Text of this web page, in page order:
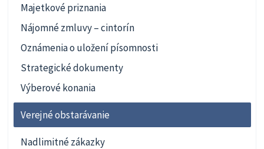
Majetkové priznania
Nájomné zmluvy – cintorín
Oznámenia o uložení písomnosti
Strategické dokumenty
Výberové konania
Verejné obstarávanie
Nadlimitné zákazky